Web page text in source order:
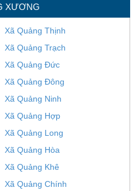
XƯƠNG
Xã Quảng Thịnh
Xã Quảng Trạch
Xã Quảng Đức
Xã Quảng Đông
Xã Quảng Ninh
Xã Quảng Hợp
Xã Quảng Long
Xã Quảng Hòa
Xã Quảng Khê
Xã Quảng Chính